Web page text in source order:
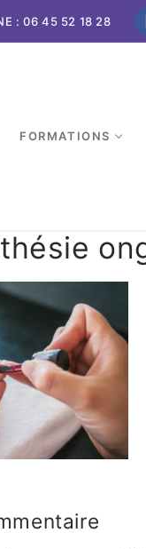
: 06 45 52 18 28
FORMATIONS